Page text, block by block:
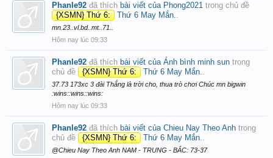
Phanle92 đã thích bài viết của Phong2021 trong chủ đề
{XSMN} Thứ 6:
Thứ 6 May Mắn..
mn.23..vl.bd..mt..71..
Hôm nay lúc 09:33
Phanle92 đã thích bài viết của Ánh bình minh sun trong
chủ đề
{XSMN} Thứ 6: Thứ 6 May Mắn..
37.73 173xc 3 đài Thắng là trời cho, thua trò chơi Chúc mn bigwin
:wins::wins::wins:
Hôm nay lúc 09:33
Phanle92 đã thích bài viết của Chieu Nay Theo Anh trong
chủ đề
{XSMN} Thứ 6: Thứ 6 May Mắn..
@Chieu Nay Theo Anh NAM - TRUNG - BẮC: 73-37